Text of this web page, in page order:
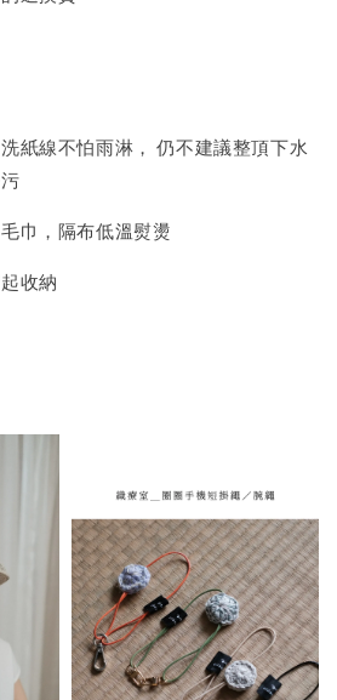
紙線不怕雨淋， 仍不建議整頂下水
巾，隔布低溫熨燙
收納